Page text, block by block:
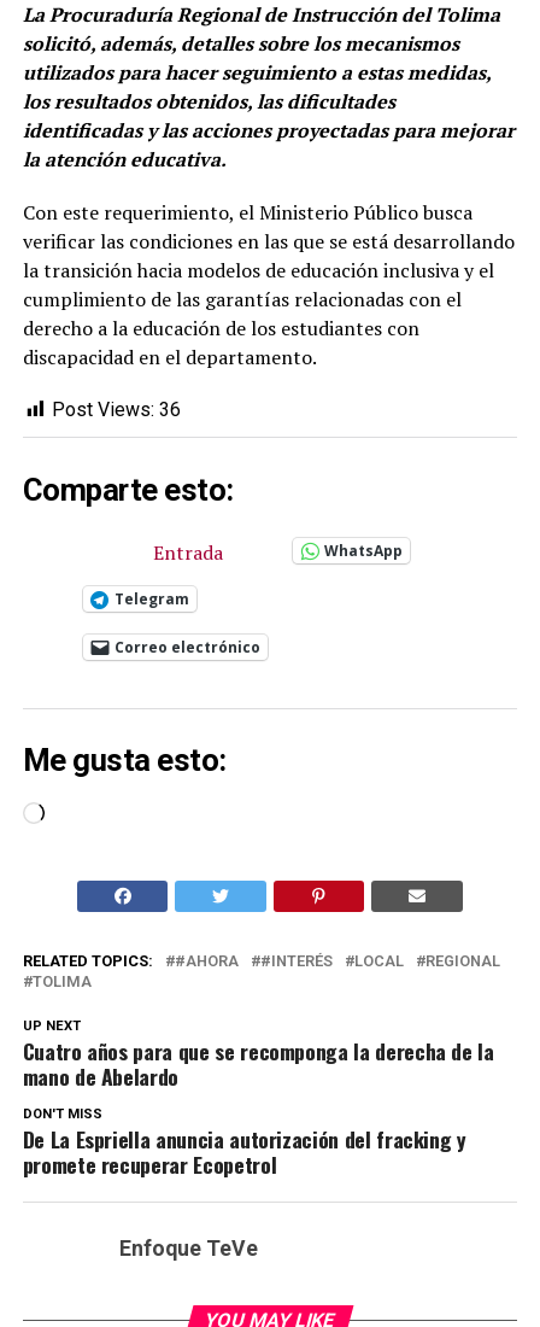
La Procuraduría Regional de Instrucción del Tolima
solicitó, además, detalles sobre los mecanismos
utilizados para hacer seguimiento a estas medidas,
los resultados obtenidos, las dificultades
identificadas y las acciones proyectadas para mejorar
la atención educativa.
Con este requerimiento, el Ministerio Público busca
verificar las condiciones en las que se está desarrollando
la transición hacia modelos de educación inclusiva y el
cumplimiento de las garantías relacionadas con el
derecho a la educación de los estudiantes con
discapacidad en el departamento.
Post Views: 36
Comparte esto:
Entrada WhatsApp
Telegram
Correo electrónico
Me gusta esto:
Cargando...
RELATED TOPICS: #AHORA #INTERÉS LOCAL
REGIONAL
TOLIMA
UP NEXT
Cuatro años para que se recomponga la derecha de la
mano de Abelardo
DON'T MISS
De La Espriella anuncia autorización del fracking y
promete recuperar Ecopetrol
Enfoque TeVe
YOU MAY LIKE